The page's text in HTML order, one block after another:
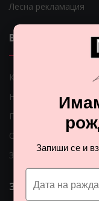
Лесна рекламация
ВАЖНИ ЛИНКОВЕ
Как мога да платя?
Начини на доставка
Проблеми с
Общи условия
Защита на личните
ЗА НАС
Запиши се и